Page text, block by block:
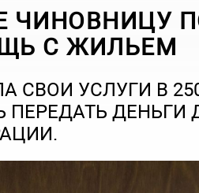
ЧИНОВНИЦУ
С ЖИЛЬЕМ
СВОИ УСЛУГИ В
ПЕРЕДАТЬ